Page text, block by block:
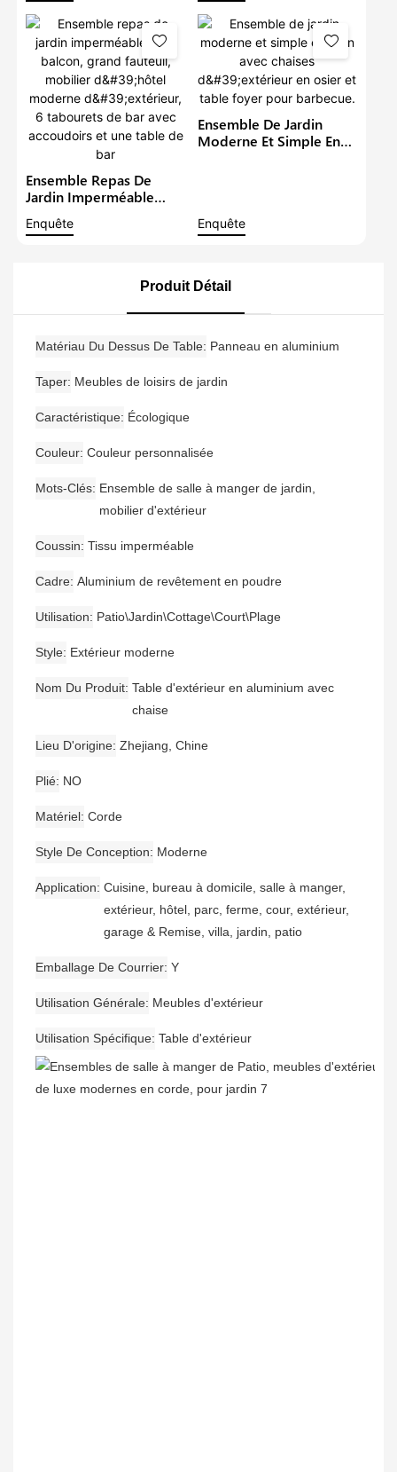
Manger Rond En Rotin À
6 Places, Ensembles De
Bistro De Jardin
Chaises De Style
Restaurant Moderne,
Idéal Pour Un Balcon Ou
Un Hôtel.
Ensemble Repas De
Jardin Imperméable
Fauteuil, Mobilier
De Bar Avec Accoudoirs
Et Une Table De Bar
Enquête
Ensemble De Jardin
Moderne Et Simple En
Enquête
Produit Détail
Matériau Du Dessus De Table Panneau en aluminium
Taper Meubles de loisirs de jardin
Caractéristique Écologique
Couleur Couleur personnalisée
Mots-Clés Ensemble de salle à manger de jardin,
mobilier d'extérieur
Coussin Tissu imperméable
Cadre Aluminium de revêtement en poudre
Utilisation Patio\Jardin\Cottage\Court\Plage
Style Extérieur moderne
Nom Du Produit Table d'extérieur en aluminium avec
chaise
Lieu D'origine Zhejiang, Chine
Plié NO
Matériel Corde
Style De Conception Moderne
Application Cuisine, bureau à domicile, salle à manger,
extérieur, hôtel, parc, ferme, cour, extérieur,
garage & Remise, villa, jardin, patio
Emballage De Courrier Y
Utilisation Générale Meubles d'extérieur
Utilisation Spécifique Table d'extérieur